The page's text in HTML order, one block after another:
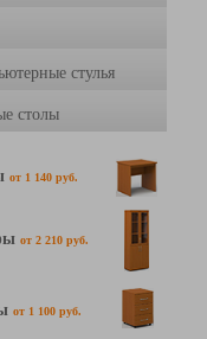
стулья
столы
от 1 140 руб.
от 2 210 руб.
от 1 100 руб.